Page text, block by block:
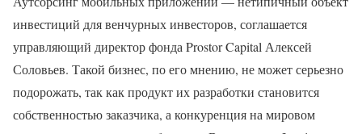
инвестиций для венчурных инвесторов, соглашается
управляющий директор фонда Prostor Capital Алексей
Соловьев. Такой бизнес, по его мнению, не может серьезно
подорожать, так как продукт их разработки становится
собственностью заказчика, а конкуренция на мировом